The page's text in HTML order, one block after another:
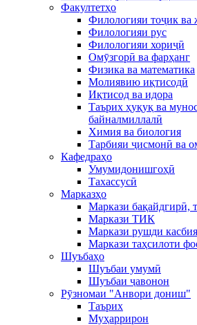
Факултетҳо
Филологияи тоҷик ва
Филологияи рус
Филологияи хориҷӣ
Омӯзгорӣ ва фарҳанг
Физика ва математика
Молиявию иқтисодӣ
Иқтисод ва идора
Таърих ҳуқуқ ва
байналмиллалӣ
Химия ва биология
Тарбияи ҷисмонӣ ва
Кафедраҳо
Умумидонишгоҳӣ
Тахассусӣ
Марказҳо
Маркази бақайдгирӣ,
Маркази ТИК
Маркази рушди
Маркази таҳсилоти
Шуъбаҳо
Шуъбаи умумӣ
Шуъбаи ҷавонон
Рӯзномаи "Анвори дониш"
Таърих
Муҳаррирон